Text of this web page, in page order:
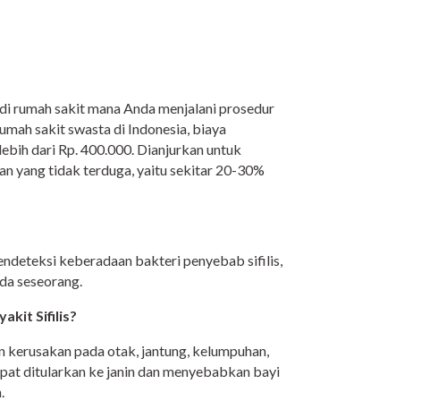
rumah sakit mana Anda menjalani prosedur
sakit swasta di Indonesia, biaya
dari Rp. 400.000. Dianjurkan untuk
yang tidak terduga, yaitu sekitar 20-30%
keberadaan bakteri penyebab sifilis,
seseorang.
Sifilis?
pada otak, jantung, kelumpuhan,
ditularkan ke janin dan menyebabkan bayi